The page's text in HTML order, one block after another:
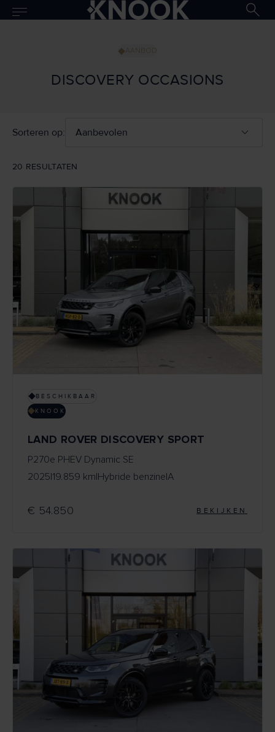
AANBOD
DISCOVERY OCCASIONS
20 RESULTATEN
Sorteren op:
BESCHIKBAAR
KNOOK
LAND ROVER DISCOVERY SPORT
P270e PHEV Dynamic SE
2025|19.859 km|Hybride benzine|A
€ 54.850 BEKIJKEN